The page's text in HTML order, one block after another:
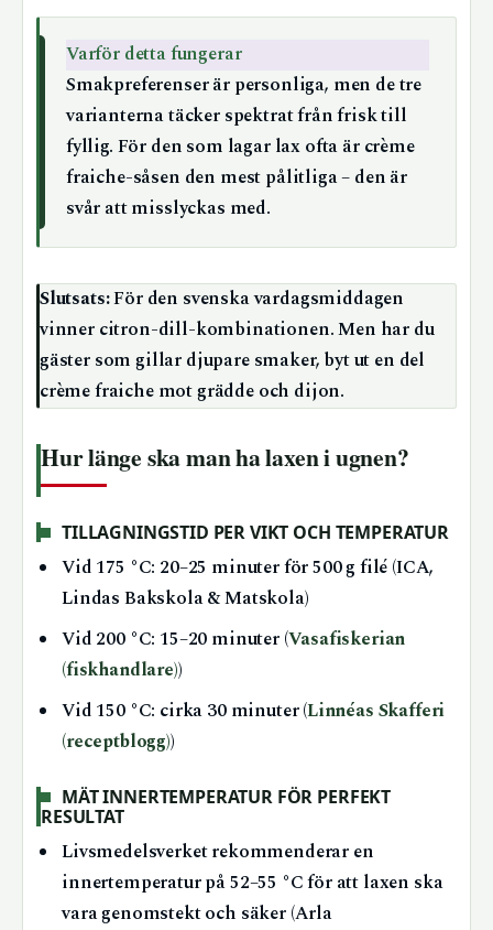
Varför detta fungerar
Smakpreferenser är personliga, men de tre
varianterna täcker spektrat från frisk till
fyllig. För den som lagar lax ofta är crème
fraiche-såsen den mest pålitliga – den är
svår att misslyckas med.
Slutsats:För den svenska vardagsmiddagen
vinner citron-dill-kombinationen. Men har du
gäster som gillar djupare smaker, byt ut en del
crème fraiche mot grädde och dijon.
Hur länge ska man ha laxen i ugnen?
TILLAGNINGSTID PER VIKT OCH TEMPERATUR
Vid 175 °C: 20–25 minuter för 500 g filé (ICA,
Lindas Bakskola & Matskola)
Vid 200 °C: 15–20 minuter (Vasafiskerian
(fiskhandlare))
Vid 150 °C: cirka 30 minuter (Linnéas Skafferi
(receptblogg))
MÄT INNERTEMPERATUR FÖR PERFEKT
RESULTAT
Livsmedelsverket rekommenderar en
innertemperatur på 52–55 °C för att laxen ska
vara genomstekt och säker (Arla